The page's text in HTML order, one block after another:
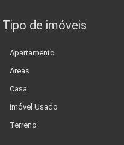
Tipo de imóveis
Apartamento
Áreas
Casa
Imóvel Usado
Terreno